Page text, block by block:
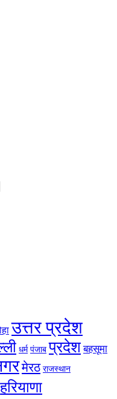
उत्तर प्रदेश
धर्म पंजाब प्रदेश बहसूमा
मेरठ राजस्थान
हरियाणा